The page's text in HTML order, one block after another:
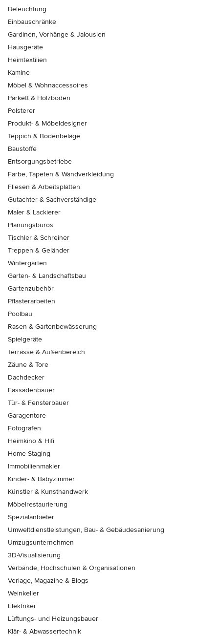
Beleuchtung
Einbauschränke
Gardinen, Vorhänge & Jalousien
Hausgeräte
Heimtextilien
Kamine
Möbel & Wohnaccessoires
Parkett & Holzböden
Polsterer
Produkt- & Möbeldesigner
Teppich & Bodenbeläge
Baustoffe
Entsorgungsbetriebe
Farbe, Tapeten & Wandverkleidung
Fliesen & Arbeitsplatten
Gutachter & Sachverständige
Maler & Lackierer
Planungsbüros
Tischler & Schreiner
Treppen & Geländer
Wintergärten
Garten- & Landschaftsbau
Gartenzubehör
Pflasterarbeiten
Poolbau
Rasen & Gartenbewässerung
Spielgeräte
Terrasse & Außenbereich
Zäune & Tore
Dachdecker
Fassadenbauer
Tür- & Fensterbauer
Garagentore
Fotografen
Heimkino & Hifi
Home Staging
Immobilienmakler
Kinder- & Babyzimmer
Künstler & Kunsthandwerk
Möbelrestaurierung
Spezialanbieter
Umweltdienstleistungen, Bau- & Gebäudesanierung
Umzugsunternehmen
3D-Visualisierung
Verbände, Hochschulen & Organisationen
Verlage, Magazine & Blogs
Weinkeller
Elektriker
Lüftungs- und Heizungsbauer
Klär- & Abwassertechnik